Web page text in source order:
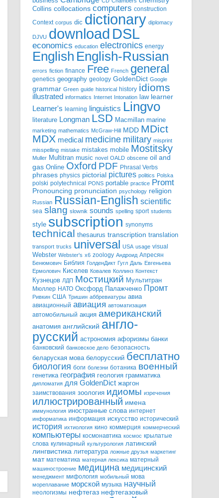
Collins collocations computers construction
Context corpus dic dictionary diplomacy
DJVU download DSL
economics education electronics energy
English English-Russian
errors fiction finance Free French general
genetics geography geology GoldenDict Google
grammar Green guide historical history idioms
illustrated informatics Internet Intonation law learner
Learner's learning linguistics Lingvo
literature Longman LSD Macmillan marine
marketing mathematics McGraw-Hill MDD MDict
MDX medical medicine military misprint
misspelling mistake mistakes mobile Mostitsky
Muller Multitran music novel OALD obscene oil and
gas Online Oxford PDF Phrasal Verbs
phrases physics pictorial pictures politics Polska
polski polytechnical PONS portable practice Promt
Pronouncing pronunciation psychology religion
Russian Russian-English scientific
sea slang slownik sounds spelling sport students
style subscription synonyms
technical thesaurus transcription translation
transport trucks universal USA usage visual
Webster Webster's x6 zoology Андроид Апресян
Бенюмович Библия ГолденДикт Гугл Даль Евгеньева
Ермолович Киселев Ковалев Коллинз Контекст
Кузнецов ЛДП Мостицкий Мультитран
Мюллер НАТО Оксфорд Палажченко Промт
Ривкин США Тришин аббревиатуры авиа
авиационный авиация автоматизация
автомобильный акция американский
анатомия английский англо-
русский астрономия афоризмы банки
банковский банковское дело безопасность
беларуская мова белорусский бесплатно
биология боги болезни ботаника военный
генетика география геология грамматика
дипломатия для GoldenDict жаргон
заимствования зоология идиомы изречения
иллюстрированный имена
иммунология иностранные слова интернет
информатика информация искусство исторический
история ихтиология кино коммерция коммерческий
компьютеры космонавтика космос крылатые
слова кулинарный культурология латинский
лингвистика литература ложные друзья маркетинг
мат математика матерная лексика матерный
машиностроение медицина медицинский
менеджмент мифология мобильный мова
мореплавание морской музыка научный
неологизмы нефтегаз нефтегазовый